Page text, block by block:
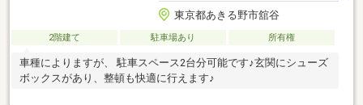
東京都あきる野市舘谷
2階建て 駐車場あり 所有権
車種によりますが、 駐車スペース2台分可能です♪玄関にシューズ
ボックスがあり、整頓も快適に行えます♪